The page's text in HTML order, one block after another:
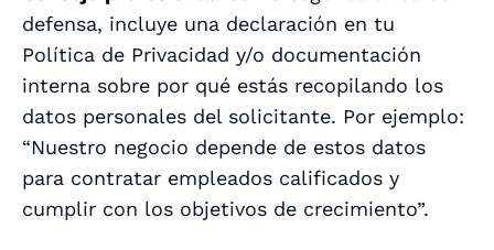
defensa, incluye una declaración en tu
Política de Privacidad y/o documentación
interna sobre por qué estás recopilando los
datos personales del solicitante. Por ejemplo:
“Nuestro negocio depende de estos datos
para contratar empleados calificados y
cumplir con los objetivos de crecimiento”.